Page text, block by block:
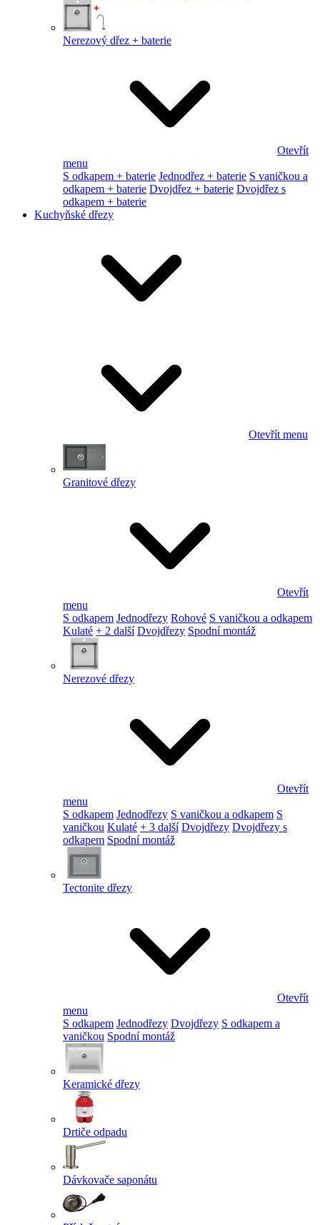
Nerezový dřez + baterie
Otevřít
menu
S odkapem + baterie Jednodřez + baterie S vaničkou a
odkapem + baterie Dvojdřez + baterie Dvojdřez s
odkapem + baterie
Kuchyňské dřezy
Otevřít menu
Granitové dřezy
Otevřít
menu
S odkapem Jednodřezy Rohové S vaničkou a odkapem
Kulaté + 2 další Dvojdřezy Spodní montáž
Nerezové dřezy
Otevřít
menu
S odkapem Jednodřezy S vaničkou a odkapem S
vaničkou Kulaté + 3 další Dvojdřezy Dvojdřezy s
odkapem Spodní montáž
Tectonite dřezy
Otevřít
menu
S odkapem Jednodřezy Dvojdřezy S odkapem a
vaničkou Spodní montáž
Keramické dřezy
Drtiče odpadu
Dávkovače saponátu